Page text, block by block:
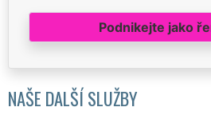
Podnikejte jako
NAŠE DALŠÍ SLUŽBY